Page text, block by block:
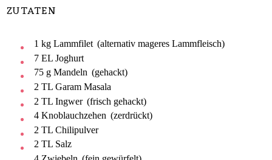
ZUTATEN
1 kg Lammfilet (alternativ mageres Lammfleisch)
7 EL Joghurt
75 g Mandeln (gehackt)
2 TL Garam Masala
2 TL Ingwer (frisch gehackt)
4 Knoblauchzehen (zerdrückt)
2 TL Chilipulver
2 TL Salz